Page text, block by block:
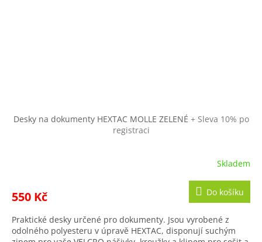
Desky na dokumenty HEXTAC MOLLE ZELENÉ + Sleva 10% po
registraci
Skladem
550 Kč Do košíku
Praktické desky určené pro dokumenty. Jsou vyrobené z
odolného polyesteru v úpravě HEXTAC, disponují suchým